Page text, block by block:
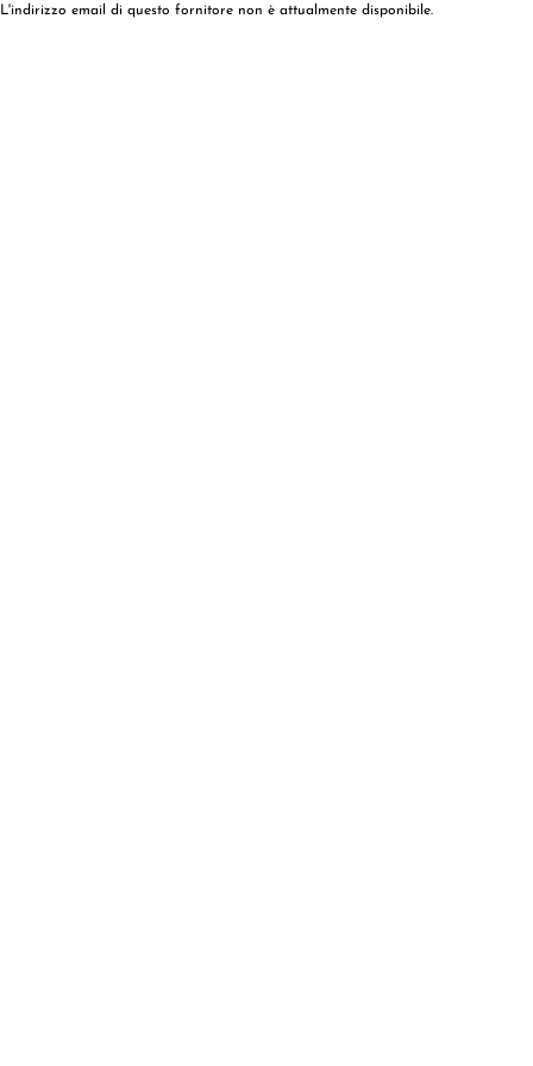
L'indirizzo email di questo fornitore non è attualmente disponibile.